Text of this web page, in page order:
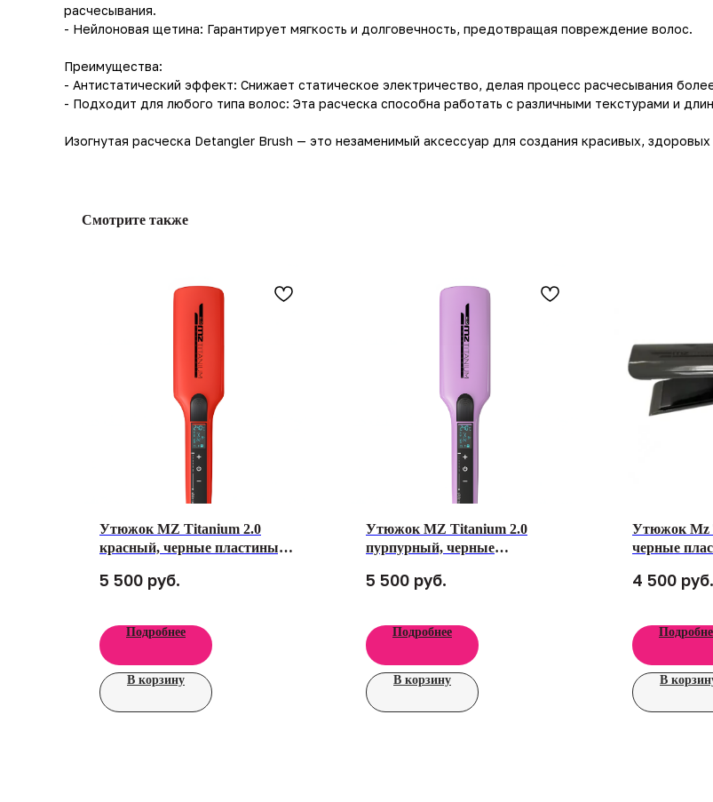
расчесывания.
- Нейлоновая щетина: Гарантирует мягкость и долговечность, предотвращая повреждение волос.
Преимущества:
- Антистатический эффект: Снижает статическое электричество, делая процесс расчесывания
- Подходит для любого типа волос: Эта расческа способна работать с различными текстурами и
Изогнутая расческа Detangler Brush — это незаменимый аксессуар для создания красивых, здоровых
Смотрите также
Утюжок MZ Titanium 2.0
красный, черные пластины,
5 500 руб.
Подробнее
В корзину
Утюжок MZ Titanium 2.0
пурпурный, черные
5 500 руб.
Подробнее
В корзину
Утюжок Mz
черные
4 500 руб.
В